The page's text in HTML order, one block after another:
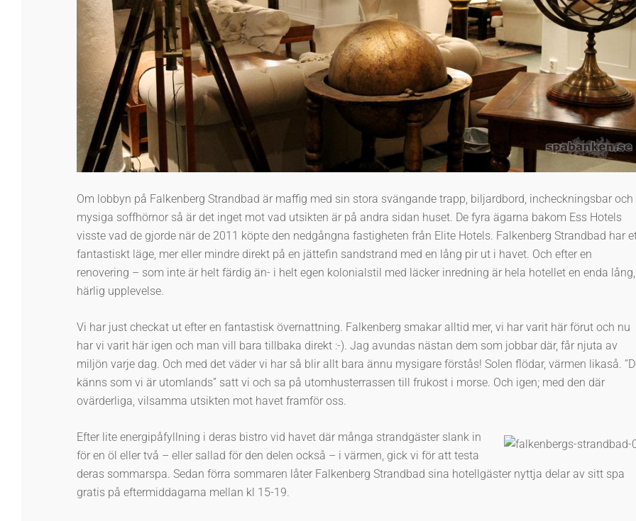
Om lobbyn på Falkenberg Strandbad är maffig med sin stora svängande trapp, biljardbord, incheckningsbar och
mysiga soffhörnor så är det inget mot vad utsikten är på andra sidan huset. De fyra ägarna bakom Ess Hotels
visste vad de gjorde när de 2011 köpte den nedgångna fastigheten från Elite Hotels. Falkenberg Strandbad har
fantastiskt läge, mer eller mindre direkt på en jättefin sandstrand med en lång pir ut i havet. Och efter en
renovering – som inte är helt färdig än- i helt egen kolonialstil med läcker inredning är hela hotellet en enda lång,
härlig upplevelse.
Vi har just checkat ut efter en fantastisk övernattning. Falkenberg smakar alltid mer, vi har varit här förut och nu
har vi varit här igen och man vill bara tillbaka direkt :-). Jag avundas nästan dem som jobbar där, får njuta av
miljön varje dag. Och med det väder vi har så blir allt bara ännu mysigare förstås! Solen flödar, värmen likaså.
känns som vi är utomlands” satt vi och sa på utomhusterrassen till frukost i morse. Och igen; med den där
ovärderliga, vilsamma utsikten mot havet framför oss.
Efter lite energipåfyllning i deras bistro vid havet där många strandgäster slank in
för en öl eller två – eller sallad för den delen också – i värmen, gick vi för att testa
deras sommarspa. Sedan förra sommaren låter Falkenberg Strandbad sina hotellgäster nyttja delar av sitt spa
gratis på eftermiddagarna mellan kl 15-19.